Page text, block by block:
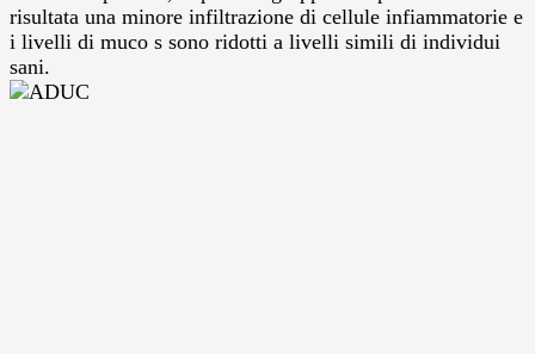
risultata una minore infiltrazione di cellule infiammatorie e
i livelli di muco s sono ridotti a livelli simili di individui
sani.